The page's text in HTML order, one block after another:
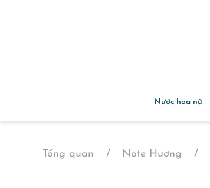
Nước hoa nữ
Tổng quan Note Hương